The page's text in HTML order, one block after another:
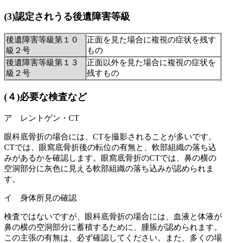
(3)認定されうる後遺障害等級
後遺障害等級第１０
級２号
正面を見た場合に複視の症状を残す
もの
後遺障害等級第１３
級２号
正面以外を見た場合に複視の症状を
残すもの
(４)必要な検査など
ア レントゲン・CT
眼科底骨折の場合には、CTを撮影されることが多いです。
CTでは、眼窩底骨折後の転位の有無と、軟部組織の落ち込
みがあるかを確認します。眼窩底骨折のCTでは、鼻の横の
空洞部分に灰色に見える軟部組織の落ち込みが認められま
す。
イ 身体所見の確認
検査ではないですが、眼科底骨折の場合には、血液と体液が
鼻の横の空洞部分に蓄積するために、腫脹が認められます。
この主張の有無は、必ず確認してください。また、多くの場